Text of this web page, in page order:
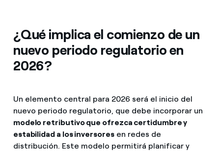
¿Qué implica el comienzo de un
nuevo periodo regulatorio en
2026?
Un elemento central para 2026 será el inicio del
nuevo periodo regulatorio, que debe incorporar un
modelo retributivo que ofrezca certidumbre y
estabilidad a los inversoresen redes de
distribución. Este modelo permitirá planificar y